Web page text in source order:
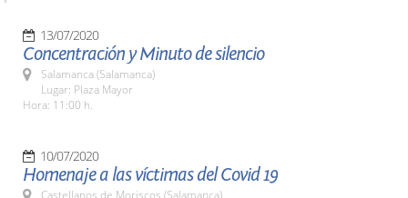
13/07/2020
Concentración y Minuto de silencio
Salamanca (Salamanca)
Lugar: Plaza Mayor
Hora: 11:00 h.
10/07/2020
Homenaje a las víctimas del Covid 19
Castellanos de Moriscos (Salamanca)